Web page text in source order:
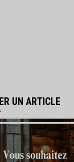
UN ARTICLE